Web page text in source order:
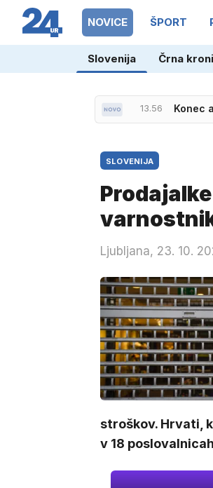
NOVICE ŠPORT
Slovenija Črna
13.56 Konec
SLOVENIJA
Ljubljana, 23. 10.
stroškov. Hrvati,
v 18